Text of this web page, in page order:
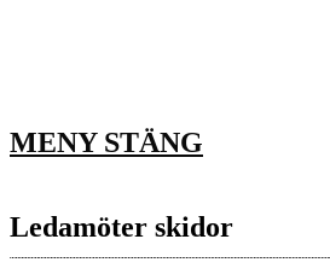
MENY STÄNG
Ledamöter skidor